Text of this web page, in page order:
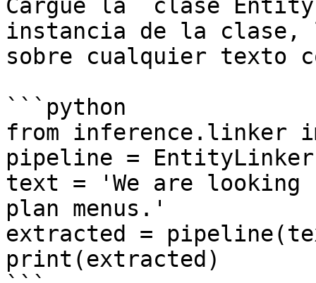
Cargue la `clase
instancia de la clase,
sobre cualquier texto
```python
from inference.linker
pipeline =
text = 'We are looking
plan menus.'
extracted =
print(extracted)